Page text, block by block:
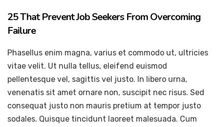
25 That Prevent Job Seekers From Overcoming
Failure
Phasellus enim magna, varius et commodo ut, ultricies
vitae velit. Ut nulla tellus, eleifend euismod
pellentesque vel, sagittis vel justo. In libero urna,
venenatis sit amet ornare non, suscipit nec risus. Sed
consequat justo non mauris pretium at tempor justo
sodales. Quisque tincidunt laoreet malesuada. Cum